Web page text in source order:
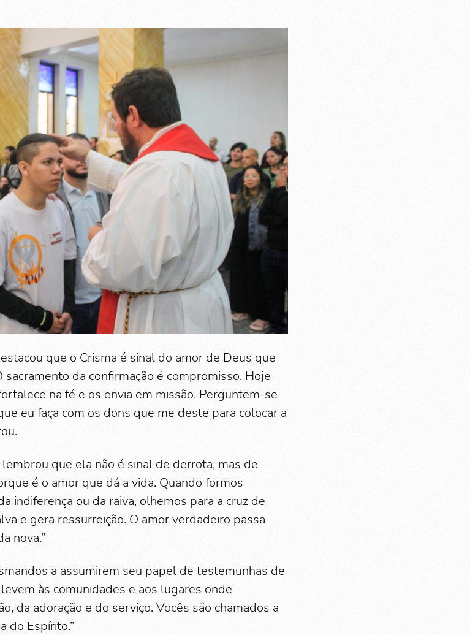
que o Crisma é sinal do amor de Deus que
sacramento da confirmação é compromisso. Hoje
na fé e os envia em missão. Perguntem-se
eu faça com os dons que me deste para colocar a
que ela não é sinal de derrota, mas de
é o amor que dá a vida. Quando formos
indiferença ou da raiva, olhemos para a cruz de
e gera ressurreição. O amor verdadeiro passa
nova.”
a assumirem seu papel de testemunhas de
às comunidades e aos lugares onde
da adoração e do serviço. Vocês são chamados a
do Espírito.”